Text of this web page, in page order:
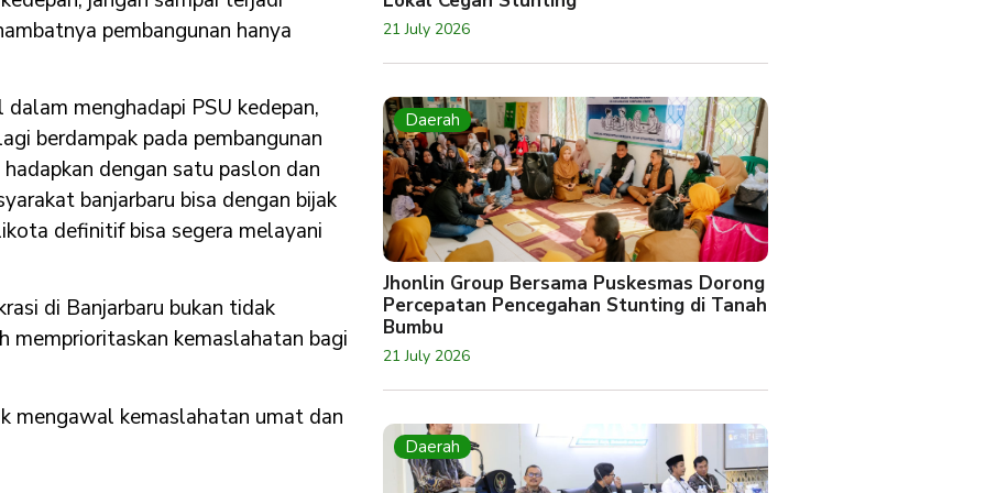
pembangunan hanya
menghadapi PSU kedepan,
berdampak pada pembangunan
dengan satu paslon dan
banjarbaru bisa dengan bijak
definitif bisa segera melayani
di Banjarbaru bukan tidak
memprioritaskan kemaslahatan bagi
mengawal kemaslahatan umat dan
21 July 2026
Daerah
Jhonlin Group Bersama Puskesmas Dorong
Percepatan Pencegahan Stunting di Tanah
Bumbu
21 July 2026
Daerah